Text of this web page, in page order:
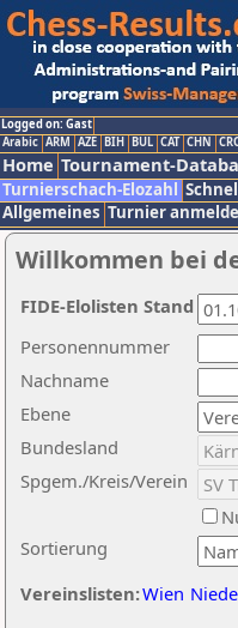
Logged on: Gast
Arabic ARM AZE BIH BUL CAT CHN
Home Tournament-
Turnierschach-Elozahl
Allgemeines Turnier
Willkommen bei
Nachname
Ebene
Sortierung
Personennummer
Bundesland
Spgem./Kreis/Verein
Vereinslisten:Wien
FIDE-Elolisten Stand